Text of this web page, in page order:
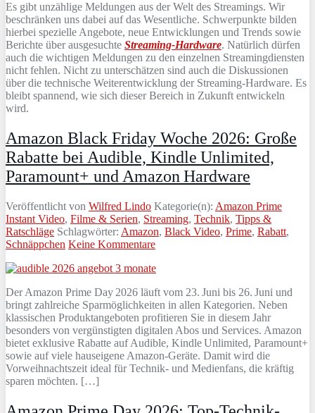
Es gibt unzählige Meldungen aus der Welt des Streamings. Wir
beschränken uns dabei auf das Wesentliche. Schwerpunkte bilden
hierbei spezielle Angebote, neue Entwicklungen und Trends sowie
Berichte über ausgesuchte Streaming-Hardware. Natürlich dürfen
auch die wichtigen Meldungen zu den einzelnen Streamingdiensten
nicht fehlen. Nicht zu unterschätzen sind auch die Diskussionen
über die technische Weiterentwicklung der Streaming-Hardware. Es
bleibt spannend, wie sich dieser Bereich in Zukunft entwickeln
wird.
Amazon Black Friday Woche 2026: Große
Rabatte bei Audible, Kindle Unlimited,
Paramount+ und Amazon Hardware
Veröffentlicht von Wilfred Lindo Kategorie(n): Amazon Prime
Instant Video, Filme & Serien, Streaming, Technik, Tipps &
Ratschläge Schlagwörter: Amazon, Black Video, Prime, Rabatt,
Schnäppchen Keine Kommentare
Der Amazon Prime Day 2026 läuft vom 23. Juni bis 26. Juni und
bringt zahlreiche Sparmöglichkeiten in allen Kategorien. Neben
klassischen Produktangeboten profitieren Sie in diesem Jahr
besonders von vergünstigten digitalen Abos und Services. Amazon
bietet exklusive Rabatte auf Audible, Kindle Unlimited, Paramount+
sowie auf viele hauseigene Amazon-Geräte. Damit wird die
Vorweihnachtszeit ideal für Technik- und Medienfans, die kräftig
sparen möchten. […]